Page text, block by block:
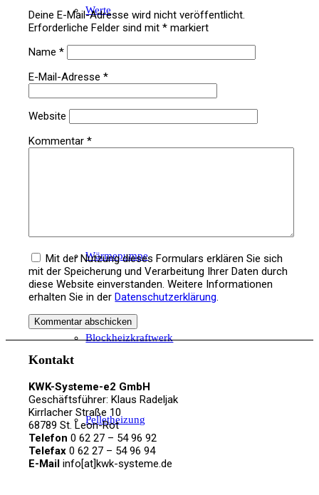
Werte
Wärmepumpe
Blockheizkraftwerk
Pelletheizung
Deine E-Mail-Adresse wird nicht veröffentlicht.
Erforderliche Felder sind mit* markiert
Name*
E-Mail-Adresse*
Website
Kommentar*
Mit der Nutzung dieses Formulars erklären Sie sich
mit der Speicherung und Verarbeitung Ihrer Daten durch
diese Website einverstanden. Weitere Informationen
erhalten Sie in derDatenschutzerklärung
Kontakt
KWK-Systeme-e2 GmbH
Geschäftsführer: Klaus Radeljak
Kirrlacher Straße 10
68789 St. Leon-Rot
Telefon 0 62 27 – 54 96 92
Telefax 0 62 27 – 54 96 94
E-Mail info[at]kwk-systeme.de